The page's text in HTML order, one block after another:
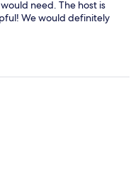
need. The host is
We would definitely